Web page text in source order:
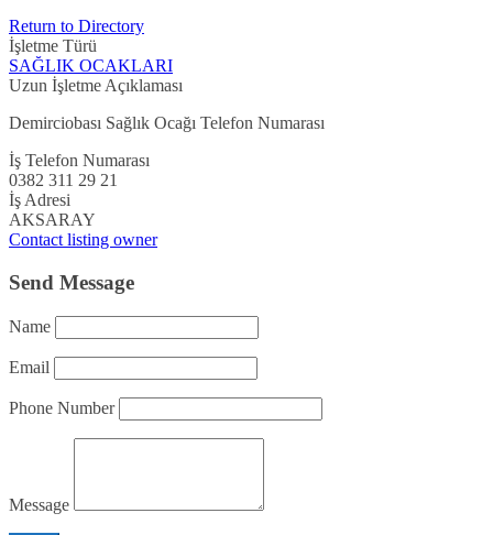
Return to Directory
İşletme Türü
SAĞLIK OCAKLARI
Uzun İşletme Açıklaması
Demirciobası Sağlık Ocağı Telefon Numarası
İş Telefon Numarası
0382 311 29 21
İş Adresi
AKSARAY
Contact listing owner
Send Message
Name
Email
Phone Number
Message